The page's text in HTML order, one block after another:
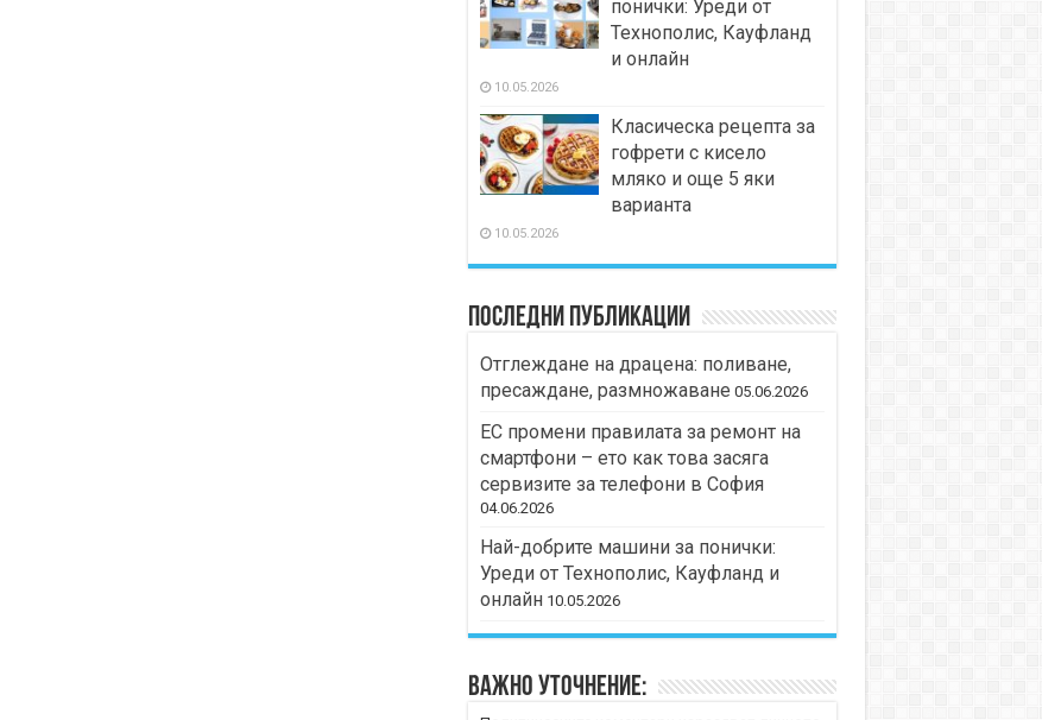
понички: Уреди от
Технополис, Кауфланд
и онлайн
10.05.2026
Класическа рецепта за
гофрети с кисело
мляко и още 5 яки
варианта
10.05.2026
Последни публикации
Отглеждане на драцена: поливане,
пресаждане, размножаване 05.06.2026
ЕС промени правилата за ремонт на
смартфони – ето как това засяга
сервизите за телефони в София
04.06.2026
Най-добрите машини за понички:
Уреди от Технополис, Кауфланд и
онлайн 10.05.2026
Важно уточнение: